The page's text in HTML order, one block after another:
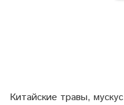
Китайские травы, мускус